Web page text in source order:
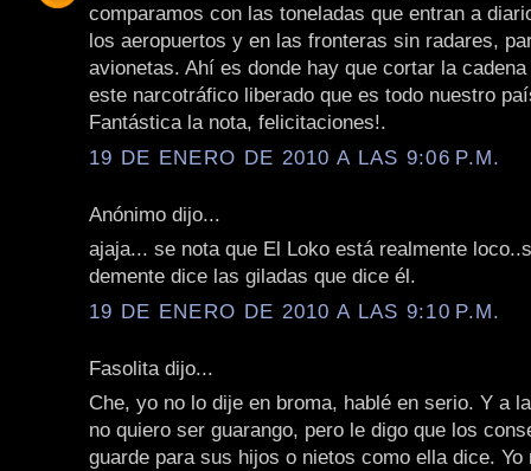
comparamos con las toneladas que entran a
los aeropuertos y en las fronteras sin radares,
avionetas. Ahí es donde hay que cortar la
este narcotráfico liberado que es todo nuestro
Fantástica la nota, felicitaciones!.
19 DE ENERO DE 2010 A LAS 9:06 P.M.
Anónimo dijo...
ajaja... se nota que El Loko está realmente
demente dice las giladas que dice él.
19 DE ENERO DE 2010 A LAS 9:10 P.M.
Fasolita dijo...
Che, yo no lo dije en broma, hablé en serio. Y a
no quiero ser guarango, pero le digo que los
guarde para sus hijos o nietos como ella dice. Yo